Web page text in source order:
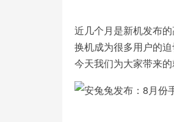
近几个月是新机发布
换机成为很多用户的
今天我们为大家带来